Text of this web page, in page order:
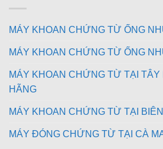
MÁY KHOAN CHỨNG TỪ ỐNG
MÁY KHOAN CHỨNG TỪ ỐNG
MÁY KHOAN CHỨNG TỪ TẠI TÂY
HÃNG
MÁY KHOAN CHỨNG TỪ TẠI
MÁY ĐÓNG CHỨNG TỪ TẠI CÀ